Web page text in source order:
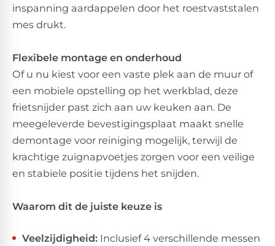
inspanning aardappelen door het roestvaststalen
mes drukt.
Flexibele montage en onderhoud
Of u nu kiest voor een vaste plek aan de muur of
een mobiele opstelling op het werkblad, deze
frietsnijder past zich aan uw keuken aan. De
meegeleverde bevestigingsplaat maakt snelle
demontage voor reiniging mogelijk, terwijl de
krachtige zuignapvoetjes zorgen voor een veilige
en stabiele positie tijdens het snijden.
Waarom dit de juiste keuze is
Veelzijdigheid: Inclusief 4 verschillende messen